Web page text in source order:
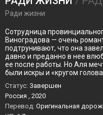
Ради жизни
Сотрудница
Виноградова — очень
подтрунивают, что она
давно и преданно в нее
ее после работы. Но Аля
были искры и «кругом
Статус: Завершен
Россия , 2020
Перевод: Оригинальная